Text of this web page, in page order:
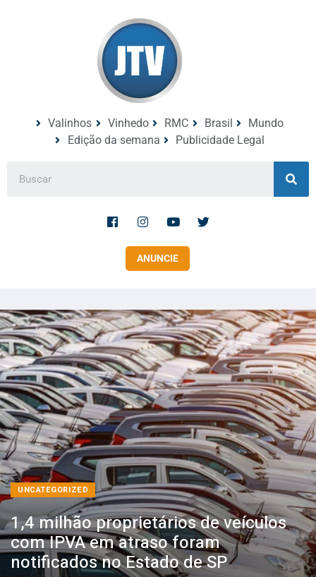
Valinhos Vinhedo RMC Brasil
Mundo
Edição da semana
Publicidade Legal
ANUNCIE
UNCATEGORIZED
1,4 milhão proprietários de veículos
com IPVA em atraso foram
notificados no Estado de SP